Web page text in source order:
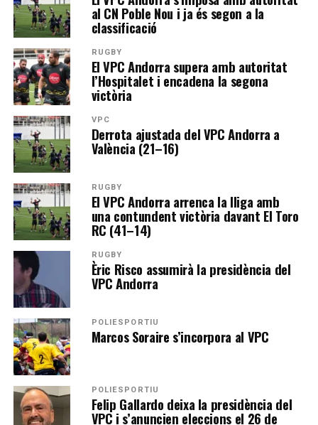
al CN Poble Nou i ja és segon a la
classificació
RUGBY
El VPC Andorra supera amb autoritat
l’Hospitalet i encadena la segona
victòria
VPC
Derrota ajustada del VPC Andorra a
València (21–16)
RUGBY
El VPC Andorra arrenca la lliga amb
una contundent victòria davant El Toro
RC (41–14)
RUGBY
Èric Risco assumirà la presidència del
VPC Andorra
POLIESPORTIU
Marcos Soraire s’incorpora al VPC
POLIESPORTIU
Felip Gallardo deixa la presidència del
VPC i s’anuncien eleccions el 26 de